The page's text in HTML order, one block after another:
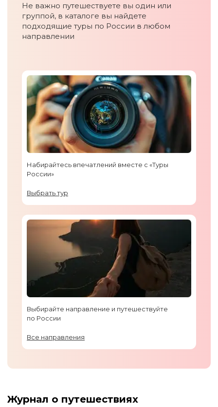
Не важно путешествуете вы один или
группой, в каталоге вы найдете
подходящие туры по России в любом
направлении
Набирайтесь впечатлений вместе с «Туры
России»
Выбрать тур
Выбирайте направление и путешествуйте
по России
Все направления
Журнал о путешествиях